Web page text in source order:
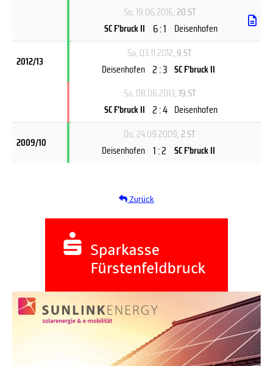
So, 19.06.2016, 20.ST
SC F'bruck II 6 : 1 Deisenhofen
2012/13
Sa, 03.11.2012, 9.ST
Deisenhofen 2 : 3 SC F'bruck II
Sa, 08.06.2013, 19.ST
SC F'bruck II 2 : 4 Deisenhofen
2009/10
Do, 24.09.2009, 2.ST
Deisenhofen 1 : 2 SC F'bruck II
Zurück